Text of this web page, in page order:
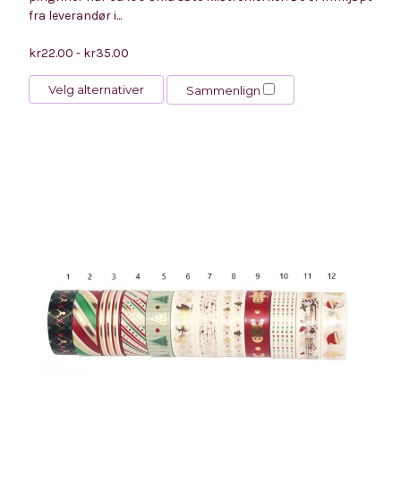
fra leverandør i...
kr22.00 - kr35.00
Velg alternativer Sammenlign